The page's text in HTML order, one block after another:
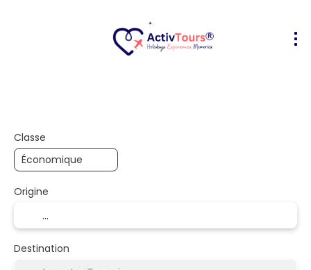
Classe
Origine
Destination